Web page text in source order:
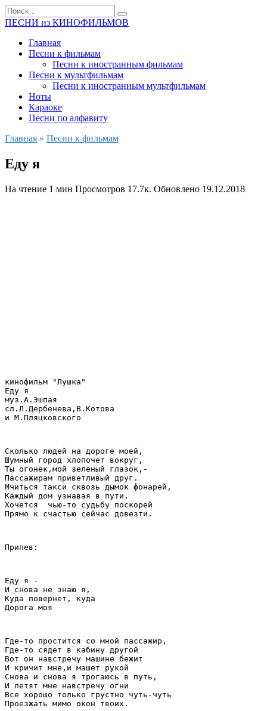
Перейти
к
Search
for:
ПЕСНИ из КИНОФИЛЬМОВ
Главная
Песни к фильмам
Песни к иностранным фильмам
Песни к мультфильмам
Песни к иностранным мультфильмам
Ноты
Караоке
Песни по алфавиту
Главная » Песни к фильмам
Еду я
На чтение 1 мин Просмотров 17.7к. Обновлено 19.12.2018
кинофильм "Лушка"
Еду я
муз.А.Эшпая
сл.Л.Дербенева,В.Котова
и М.Пляцковского
Сколько людей на дороге моей,
Шумный город хлопочет вокруг,
Ты огонек,мой зеленый глазок,-
Пассажирам приветливый друг.
Мчиться такси сквозь дымок фонарей,
Каждый дом узнавая в пути.
Хочется  чью-то судьбу поскорей
Прямо к счастью сейчас довезти.
Припев:
Еду я -
И снова не знаю я,
Куда повернет, куда
Дорога моя
Где-то простится со мной пассажир,
Где-то сядет в кабину другой
Вот он навстречу машине бежит
И кричит мне,и машет рукой
Снова и снова я трогаюсь в путь,
И летят мне навстречу огни
Все хорошо только грустно чуть-чуть
Проезжать мимо окон твоих.